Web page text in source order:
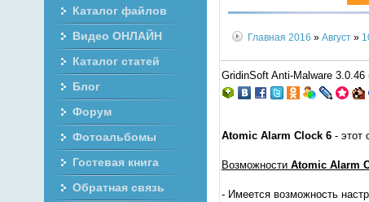
Главная 2016 » Август »
GridinSoft Anti-Malware 3.0.46
Atomic Alarm Clock 6- этот
Возможности Atomic Alarm
- Имеется возможность
Каталог файлов
Видео ОНЛАЙН
Каталог статей
Блог
Форум
Фотоальбомы
Гостевая книга
Обратная связь